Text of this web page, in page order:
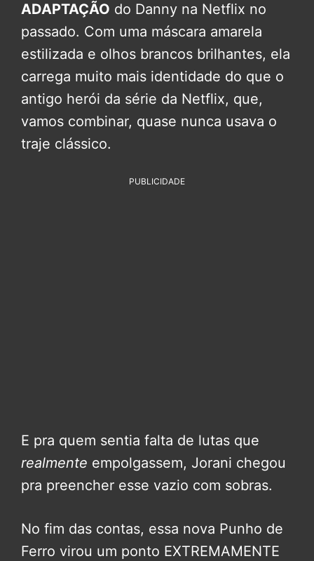
ADAPTAÇÃO do Danny na Netflix no
passado. Com uma máscara amarela
estilizada e olhos brancos brilhantes, ela
carrega muito mais identidade do que o
antigo herói da série da Netflix, que,
vamos combinar, quase nunca usava o
traje clássico.
PUBLICIDADE
E pra quem sentia falta de lutas que
realmente empolgassem, Jorani chegou
pra preencher esse vazio com sobras.
No fim das contas, essa nova Punho de
Ferro virou um ponto EXTREMAMENTE